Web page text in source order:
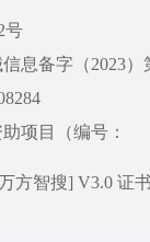
号
息备字（2023）
项目（编号：
方智搜] V3.0 证